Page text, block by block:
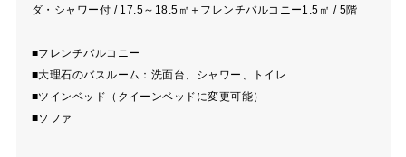
ダ・シャワー付 / 17.5～18.5㎡＋フレンチバルコニー1.5㎡ / 5階
■フレンチバルコニー
■大理石のバスルーム：洗面台、シャワー、トイレ
■ツインベッド（クイーンベッドに変更可能）
■ソファ